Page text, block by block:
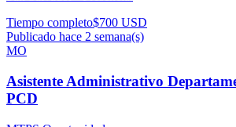
Tiempo completo$700 USD
Publicado hace 2 semana(s)
MO
Asistente Administrativo
PCD